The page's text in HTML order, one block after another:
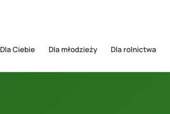
Dla Ciebie Dla młodzieży Dla rolnictwa